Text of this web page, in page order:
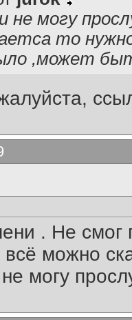
не могу
то
,может
. Не смог
можно
могу